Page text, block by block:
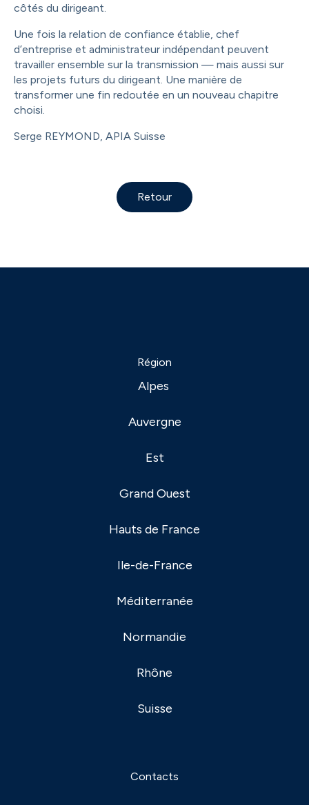
côtés du dirigeant.
Une fois la relation de confiance établie, chef
d’entreprise et administrateur indépendant peuvent
travailler ensemble sur la transmission — mais aussi sur
les projets futurs du dirigeant. Une manière de
transformer une fin redoutée en un nouveau chapitre
choisi.
Serge REYMOND, APIA Suisse
Retour
Région
Alpes
Auvergne
Est
Grand Ouest
Hauts de France
Ile-de-France
Méditerranée
Normandie
Rhône
Suisse
Contacts